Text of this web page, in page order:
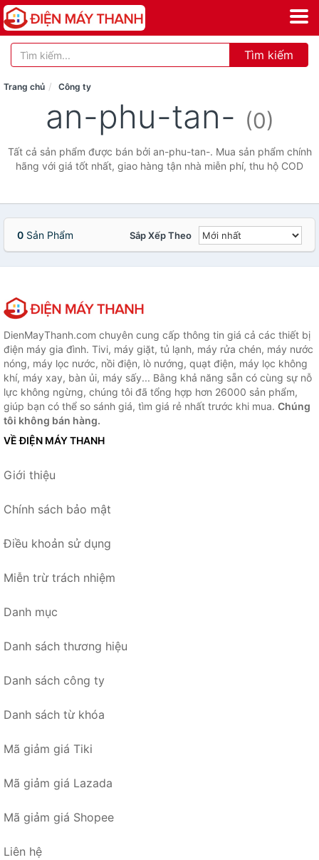
Tìm kiếm
Trang chủ Công ty
an-phu-tan- (0)
Tất cả sản phẩm được bán bởi an-phu-tan-. Mua sản phẩm chính
hãng với giá tốt nhất, giao hàng tận nhà miễn phí, thu hộ COD
0 Sản Phẩm Sắp Xếp Theo
DienMayThanh.com chuyên cung cấp thông tin giá cả các thiết bị
điện máy gia đình. Tivi, máy giặt, tủ lạnh, máy rửa chén, máy nước
nóng, máy lọc nước, nồi điện, lò nướng, quạt điện, máy lọc không
khí, máy xay, bàn ủi, máy sấy... Bằng khả năng sẵn có cùng sự nỗ
lực không ngừng, chúng tôi đã tổng hợp hơn 26000 sản phẩm,
giúp bạn có thể so sánh giá, tìm giá rẻ nhất trước khi mua. Chúng
tôi không bán hàng.
VỀ ĐIỆN MÁY THANH
Giới thiệu
Chính sách bảo mật
Điều khoản sử dụng
Miễn trừ trách nhiệm
Danh mục
Danh sách thương hiệu
Danh sách công ty
Danh sách từ khóa
Mã giảm giá Tiki
Mã giảm giá Lazada
Mã giảm giá Shopee
Liên hệ